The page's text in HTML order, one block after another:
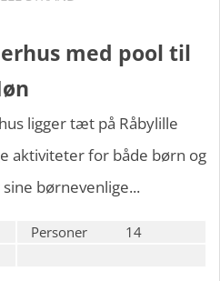
med pool til
ligger tæt på Råbylille
aktiviteter for både børn og
børnevenlige...
Personer
14